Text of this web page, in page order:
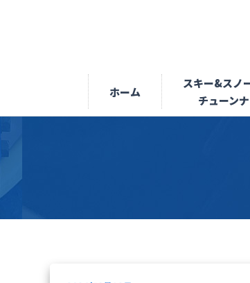
プ
ホーム
スキー&スノ
チューン